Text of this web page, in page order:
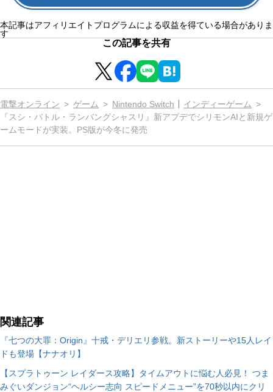
本記事はアフィリエイトプログラムによる収益を得ている場合がありま
す
この記事を共有
電撃オンライン ゲーム Nintendo Switch
インディーゲーム
『スシ・バトル・ランバングシャスリ』新アプデでシリモンAIと新規ゲ
ームモードが実装。PS版が今冬に発売
関連記事
『七つの大罪：Origin』十戒・デリエリ参戦。新ストーリーや15人レイ
ドも登場【ナナオリ】
【スプラトゥーン レイダース攻略】タイムアウトに悩む人必見！ つま
みぐいダンジョン“ヘルシー志向 スピードメニュー”を70秒以内にクリ